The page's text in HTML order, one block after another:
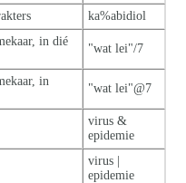
ka%abidiol
in dié
"wat lei"/7
in
"wat lei"@7
virus &
epidemie
virus |
epidemie